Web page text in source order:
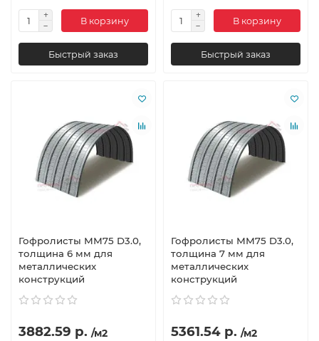
В корзину
Быстрый заказ
В корзину
Быстрый заказ
Гофролисты ММ75 D3.0,
толщина 6 мм для
металлических
конструкций
3882.59 р. /м2
Гофролисты ММ75 D3.0,
толщина 7 мм для
металлических
конструкций
5361.54 р. /м2